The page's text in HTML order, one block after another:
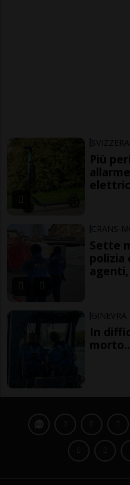
SVIZZERA
Più
CRANS-
Sette
polizia
GINEVRA
In